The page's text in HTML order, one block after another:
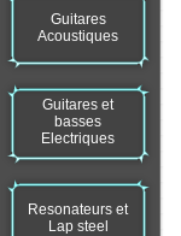
Guitares
Acoustiques
Guitares et
basses
Electriques
Resonateurs et
Lap steel